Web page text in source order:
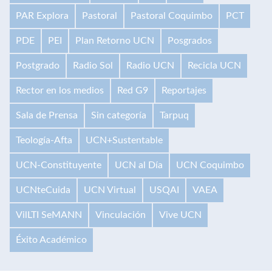
PAR Explora Pastoral Pastoral Coquimbo PCT
PDE PEI Plan Retorno UCN Posgrados
Postgrado Radio Sol Radio UCN Recicla UCN
Rector en los medios Red G9 Reportajes
Sala de Prensa Sin categoría Tarpuq
Teología-Afta UCN+Sustentable
UCN-Constituyente UCN al Día UCN Coquimbo
UCNteCuida UCN Virtual USQAI VAEA
VilLTI SeMANN Vinculación Vive UCN
Éxito Académico